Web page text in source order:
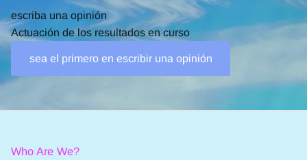
escriba una opinión
Actuación de los resultados en curso
sea el primero en escribir una opinión
Who Are We?